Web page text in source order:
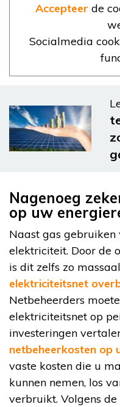
Accepteer de
Socialmedia
Nagenoeg
op uw
Naast gas
elektriciteit. Door de
is dit zelfs zo
elektriciteitsnet
Netbeheerders
elektriciteitsnet op
investeringen
netbeheerkosten op
vaste kosten die u
kunnen nemen, los
verbruikt. Volgens